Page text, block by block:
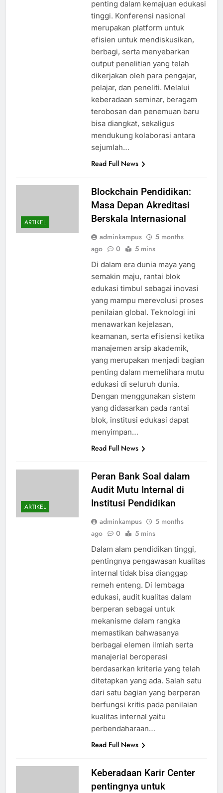
penting dalam kemajuan edukasi
tinggi. Konferensi nasional
merupakan platform untuk
efisien untuk mendiskusikan,
berbagi, serta menyebarkan
output penelitian yang telah
dikerjakan oleh para pengajar,
pelajar, dan peneliti. Melalui
keberadaan seminar, beragam
terobosan dan penemuan baru
bisa diangkat, sekaligus
mendukung kolaborasi antara
sejumlah…
Read Full News
ARTIKEL
Blockchain Pendidikan:
Masa Depan Akreditasi
Berskala Internasional
adminkampus
5 months
ago
0 5 mins
Di dalam era dunia maya yang
semakin maju, rantai blok
edukasi timbul sebagai inovasi
yang mampu merevolusi proses
penilaian global. Teknologi ini
menawarkan kejelasan,
keamanan, serta efisiensi ketika
manajemen arsip akademik,
yang merupakan menjadi bagian
penting dalam memelihara mutu
edukasi di seluruh dunia.
Dengan menggunakan sistem
yang didasarkan pada rantai
blok, institusi edukasi dapat
menyimpan…
Read Full News
ARTIKEL
Peran Bank Soal dalam
Audit Mutu Internal di
Institusi Pendidikan
adminkampus
5 months
ago
0 5 mins
Dalam alam pendidikan tinggi,
pentingnya pengawasan kualitas
internal tidak bisa dianggap
remeh enteng. Di lembaga
edukasi, audit kualitas dalam
berperan sebagai untuk
mekanisme dalam rangka
memastikan bahwasanya
berbagai elemen ilmiah serta
manajerial beroperasi
berdasarkan kriteria yang telah
ditetapkan yang ada. Salah satu
dari satu bagian yang berperan
berfungsi kritis pada penilaian
kualitas internal yaitu
perbendaharaan…
Read Full News
Keberadaan Karir Center
pentingnya untuk